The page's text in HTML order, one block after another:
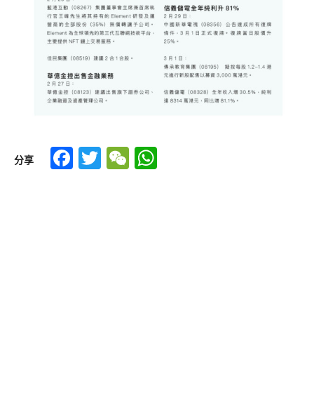
分享 Facebook
TwitterWeChat